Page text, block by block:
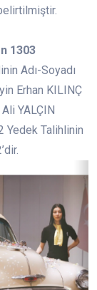
1303
Adı-Soyadı
KILINÇ
Yedek Talihlinin